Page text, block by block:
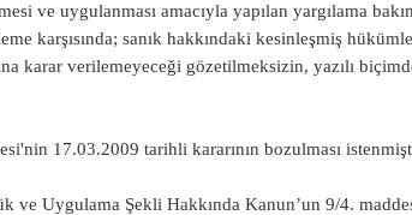
ve uygulanması amacıyla yapılan yargılama
karşısında; sanık hakkındaki kesinleşmiş
karar verilemeyeceği gözetilmeksizin, yazılı
17.03.2009 tarihli kararının bozulması
ve Uygulama Şekli Hakkında Kanun’un 9/4.